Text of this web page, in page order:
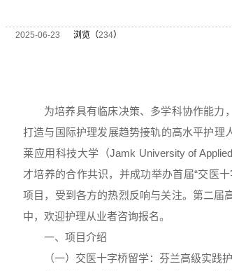
2025-06-23 浏览（234）
为培养具有临床决策、多学科协作能力
打造与国际护理发展趋势接轨的高水平护理
莱应用科技大学（Jamk University of
才培养的合作共识，并成功举办首届“交医
项目，受到各方的热烈反响与关注。第二届
中，欢迎护理从业者咨询报名。
一、项目介绍
（一）交医十字桥留学：芬兰高级实践